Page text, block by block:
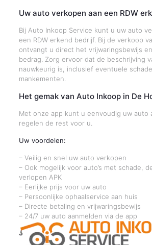
Uw auto verkopen aan een RDW
Bij Auto Inkoop Service kunt u uw auto
een RDW erkend bedrijf. Bij de verkoop
ontvangt u direct het vrijwaringsbewijs
bedrag. Zorg ervoor dat de beschrijving
nauwkeurig is, inclusief eventuele
mankementen.
Het gemak van Auto Inkoop in De
Met onze app kunt u eenvoudig uw auto
regelen de rest voor u.
Uw voordelen:
– Veilig en snel uw auto verkopen
– Ook mogelijk voor auto’s met schade,
verlopen APK
– Eerlijke prijs voor uw auto
– Persoonlijke ophaalservice aan huis
– Directe betaling en vrijwaringsbewijs
– 24/7 uw auto aanmelden via de app